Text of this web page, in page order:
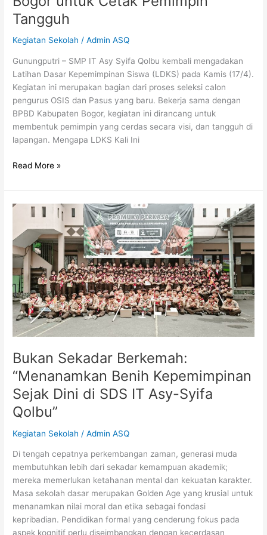
Tangguh
Kegiatan Sekolah /Admin ASQ
Gunungputri – SMP IT Asy Syifa Qolbu kembali mengadakan
Latihan Dasar Kepemimpinan Siswa (LDKS) pada Kamis (17/4).
Kegiatan ini merupakan bagian dari proses seleksi calon
pengurus OSIS dan Pasus yang baru. Bekerja sama dengan
BPBD Kabupaten Bogor, kegiatan ini dirancang untuk
membentuk pemimpin yang cerdas secara visi, dan tangguh di
lapangan. Mengapa LDKS Kali Ini
Read More »
Bukan Sekadar Berkemah:
“Menanamkan Benih Kepemimpinan
Sejak Dini di SDS IT Asy-Syifa
Qolbu”
Kegiatan Sekolah /Admin ASQ
Di tengah cepatnya perkembangan zaman, generasi muda
membutuhkan lebih dari sekadar kemampuan akademik;
mereka memerlukan ketahanan mental dan kekuatan karakter.
Masa sekolah dasar merupakan Golden Age yang krusial untuk
menanamkan nilai moral dan etika sebagai fondasi
kepribadian. Pendidikan formal yang cenderung fokus pada
aspek kognitif perlu diseimbangkan dengan kecerdasan
Bukan
Berkemah:
“Menanamkan
Benih
Kepemimpinan
Sejak
Dini
di
SDS
Asy-
Qolbu”